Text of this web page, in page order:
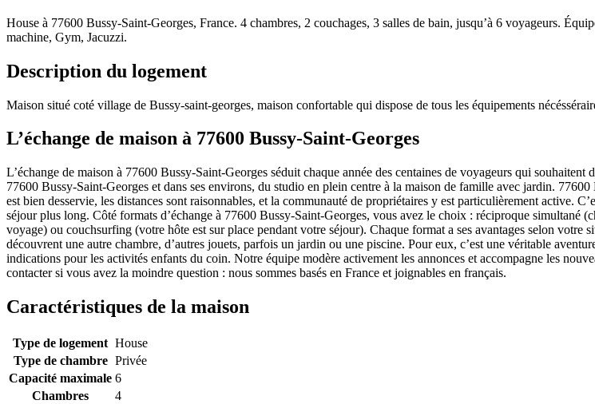
House à 77600 Bussy-Saint-Georges, France. 4 chambres, 2 couchages, 3 salles de bain, jusqu’à 6 voyageurs.
machine, Gym, Jacuzzi.
Description du logement
Maison situé coté village de Bussy-saint-georges, maison confortable qui dispose de tous les équipements
L’échange de maison à 77600 Bussy-Saint-Georges
L’échange de maison à 77600 Bussy-Saint-Georges séduit chaque année des centaines de voyageurs qui
77600 Bussy-Saint-Georges et dans ses environs, du studio en plein centre à la maison de famille avec jardin.
est bien desservie, les distances sont raisonnables, et la communauté de propriétaires y est particulièrement active.
séjour plus long. Côté formats d’échange à 77600 Bussy-Saint-Georges, vous avez le choix : réciproque simultané
voyage) ou couchsurfing (votre hôte est sur place pendant votre séjour). Chaque format a ses avantages selon
découvrent une autre chambre, d’autres jouets, parfois un jardin ou une piscine. Pour eux, c’est une véritable
indications pour les activités enfants du coin. Notre équipe modère activement les annonces et accompagne les
contacter si vous avez la moindre question : nous sommes basés en France et joignables en français.
Caractéristiques de la maison
Type de logement House
Type de chambre Privée
Capacité maximale 6
Chambres
4